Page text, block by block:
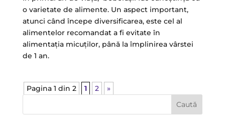
o varietate de alimente. Un aspect important,
atunci când începe diversificarea, este cel al
alimentelor recomandat a fi evitate în
alimentația micuților, până la împlinirea vârstei
de 1 an.
Pagina 1 din 2 1 2 »